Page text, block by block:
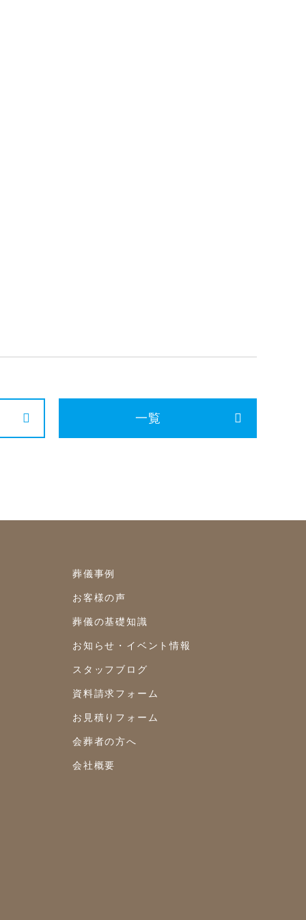
2021年7月
2021年6月
2021年5月
2021年4月
一覧
葬儀事例
お客様の声
葬儀の基礎知識
お知らせ・イベント情報
スタッフブログ
資料請求フォーム
お見積りフォーム
会葬者の方へ
会社概要